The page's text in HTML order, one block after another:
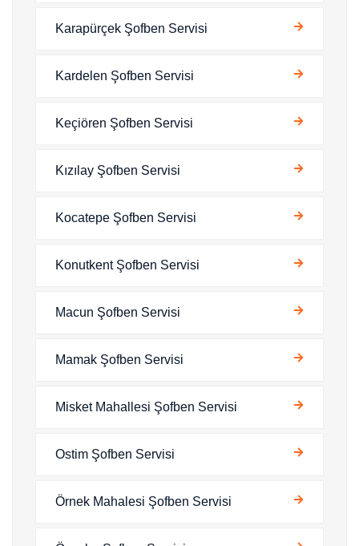
Karapürçek Şofben Servisi
Kardelen Şofben Servisi
Keçiören Şofben Servisi
Kızılay Şofben Servisi
Kocatepe Şofben Servisi
Konutkent Şofben Servisi
Macun Şofben Servisi
Mamak Şofben Servisi
Misket Mahallesi Şofben Servisi
Ostim Şofben Servisi
Örnek Mahalesi Şofben Servisi